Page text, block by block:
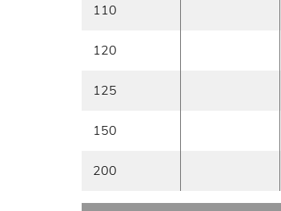
110
120
125
150
200